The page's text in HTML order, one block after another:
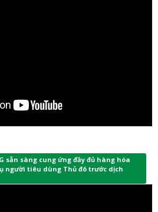
sẵn sàng cung ứng đầy đủ hàng hóa
người tiêu dùng Thủ đô trước dịch